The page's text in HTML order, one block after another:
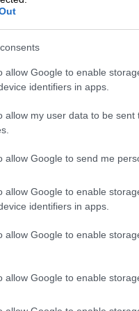
allow Google to enable
identifiers in apps.
allow my user data to be
allow Google to send me
allow Google to enable
identifiers in apps.
allow Google to enable
allow Google to enable
που έγινε θα